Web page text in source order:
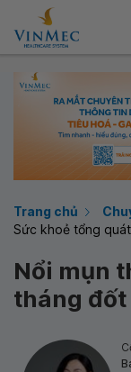
Trang chủ
Sức khoẻ tổng quát
Nổi mụn
tháng đốt